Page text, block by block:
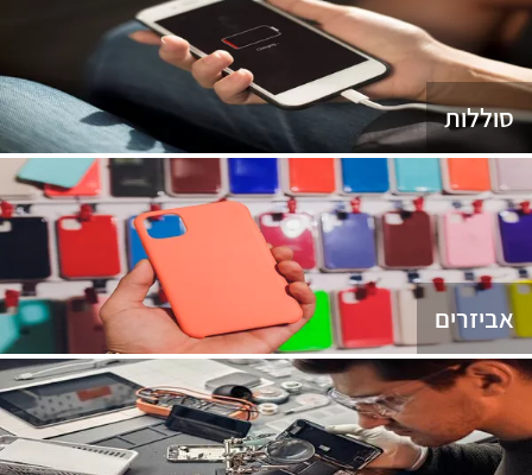
סוללות
אביזרים